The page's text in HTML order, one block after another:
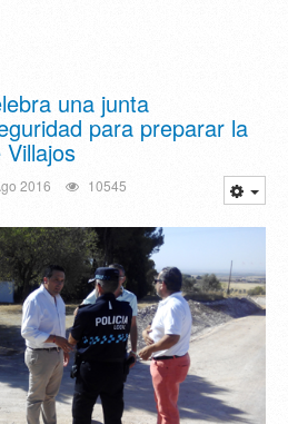
una junta
para preparar la
2016 10545